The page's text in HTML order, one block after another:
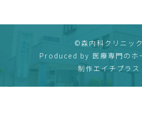
©森内科クリニック
Produced by 医療専門のホ
制作エイチプラス